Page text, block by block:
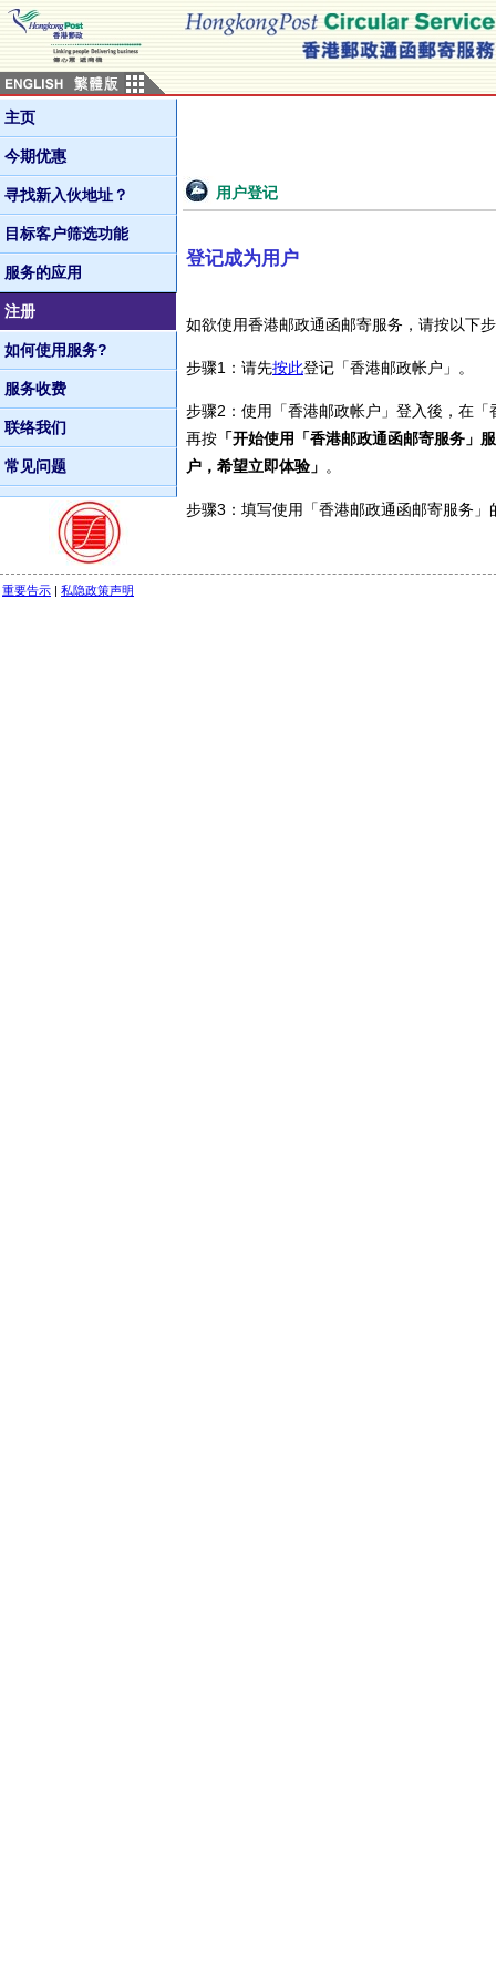
主页
今期优惠
寻找新入伙地址？
目标客户筛选功能
服务的应用
注册
如何使用服务?
服务收费
联络我们
常见问题
用户登记
登记成为用户
如欲使用香港邮政通函邮寄服务，请按以下
步骤1：请先按此登记「香港邮政帐户」。
步骤2：使用「香港邮政帐户」登入後，在
再按 「开始使用「香港邮政通函邮寄服务」
户，希望立即体验」 。
步骤3：填写使用「香港邮政通函邮寄服务」
重要告示 | 私隐政策声明